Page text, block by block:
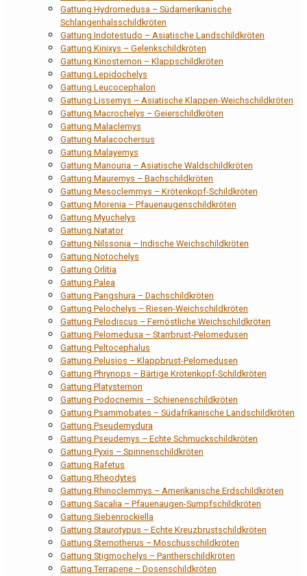
Gattung Hydromedusa – Südamerikanische
Schlangenhalsschildkröten
Gattung Indotestudo – Asiatische Landschildkröten
Gattung Kinixys – Gelenkschildkröten
Gattung Kinosternon – Klappschildkröten
Gattung Lepidochelys
Gattung Leucocephalon
Gattung Lissemys – Asiatische Klappen-Weichschildkröten
Gattung Macrochelys – Geierschildkröten
Gattung Malaclemys
Gattung Malacochersus
Gattung Malayemys
Gattung Manouria – Asiatische Waldschildkröten
Gattung Mauremys – Bachschildkröten
Gattung Mesoclemmys – Krötenkopf-Schildkröten
Gattung Morenia – Pfauenaugenschildkröten
Gattung Myuchelys
Gattung Natator
Gattung Nilssonia – Indische Weichschildkröten
Gattung Notochelys
Gattung Orlitia
Gattung Palea
Gattung Pangshura – Dachschildkröten
Gattung Pelochelys – Riesen-Weichschildkröten
Gattung Pelodiscus – Fernöstliche Weichschildkröten
Gattung Pelomedusa – Starrbrust-Pelomedusen
Gattung Peltocephalus
Gattung Pelusios – Klappbrust-Pelomedusen
Gattung Phrynops – Bärtige Krötenkopf-Schildkröten
Gattung Platysternon
Gattung Podocnemis – Schienenschildkröten
Gattung Psammobates – Südafrikanische Landschildkröten
Gattung Pseudemydura
Gattung Pseudemys – Echte Schmuckschildkröten
Gattung Pyxis – Spinnenschildkröten
Gattung Rafetus
Gattung Rheodytes
Gattung Rhinoclemmys – Amerikanische Erdschildkröten
Gattung Sacalia – Pfauenaugen-Sumpfschildkröten
Gattung Siebenrockiella
Gattung Staurotypus – Echte Kreuzbrustschildkröten
Gattung Sternotherus – Moschusschildkröten
Gattung Stigmochelys – Pantherschildkröten
Gattung Terrapene – Dosenschildkröten